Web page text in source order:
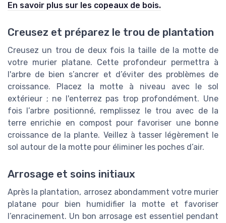
En savoir plus sur les copeaux de bois.
Creusez et préparez le trou de plantation
Creusez un trou de deux fois la taille de la motte de
votre murier platane. Cette profondeur permettra à
l'arbre de bien s’ancrer et d’éviter des problèmes de
croissance. Placez la motte à niveau avec le sol
extérieur ; ne l'enterrez pas trop profondément. Une
fois l’arbre positionné, remplissez le trou avec de la
terre enrichie en compost pour favoriser une bonne
croissance de la plante. Veillez à tasser légèrement le
sol autour de la motte pour éliminer les poches d’air.
Arrosage et soins initiaux
Après la plantation, arrosez abondamment votre murier
platane pour bien humidifier la motte et favoriser
l’enracinement. Un bon arrosage est essentiel pendant